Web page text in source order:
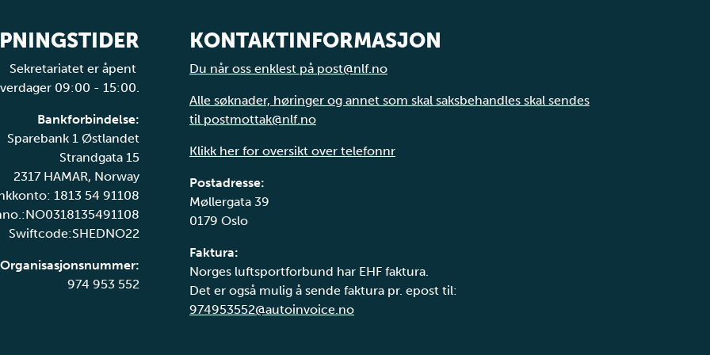
Sekretariatet er åpent
09:00 - 15:00.
Bankforbindelse:
Sparebank 1 Østlandet
Strandgata 15
2317 HAMAR, Norway
1813 54 91108
Swiftcode:SHEDNO22
Organisasjonsnummer:
974 953 552
KONTAKTINFORMASJON
Du når oss enklest på post@nlf.no
Alle søknader, høringer og annet som skal saksbehandles skal sendes
til postmottak@nlf.no
Klikk her for oversikt over telefonnr
Postadresse:
Møllergata 39
0179 Oslo
Faktura:
Norges luftsportforbund har EHF faktura.
Det er også mulig å sende faktura pr. epost til:
974953552@autoinvoice.no